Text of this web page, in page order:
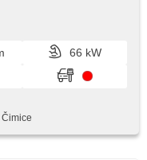
66 kW